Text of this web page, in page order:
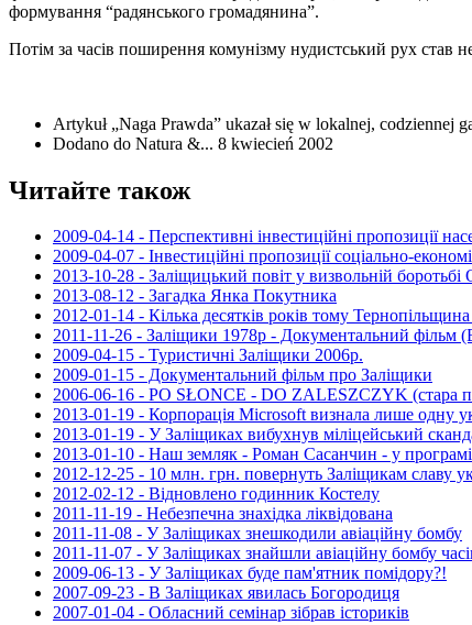
формування “радянського громадянина”.
Потім за часів поширення комунізму нудистський рух став
Artykuł „Naga Prawda” ukazał się w lokalnej, codziennej
Dodano do Natura &... 8 kwiecień 2002
Читайте також
2009-04-14 - Перспективні інвестиційні пропозиції
2009-04-07 - Інвестиційні пропозиції соціально-
2013-10-28 - Заліщицький повіт у визвольній
2013-08-12 - Загадка Янка Покутника
2012-01-14 - Кілька десятків років тому
2011-11-26 - Заліщики 1978р - Документальний фільм
2009-04-15 - Туристичні Заліщики 2006р.
2009-01-15 - Документальний фільм про Заліщики
2006-06-16 - PO SŁONCE - DO ZALESZCZYK (стара
2013-01-19 - Корпорація Microsoft визнала лише одну
2013-01-19 - У Заліщиках вибухнув міліцейський
2013-01-10 - Наш земляк - Роман Сасанчин - у
2012-12-25 - 10 млн. грн. повернуть Заліщикам славу
2012-02-12 - Відновлено годинник Костелу
2011-11-19 - Небезпечна знахідка ліквідована
2011-11-08 - У Заліщиках знешкодили авіаційну бомбу
2011-11-07 - У Заліщиках знайшли авіаційну бомбу
2009-06-13 - У Заліщиках буде пам'ятник помідору?!
2007-09-23 - В Заліщиках явилась Богородиця
2007-01-04 - Обласний семінар зібрав істориків